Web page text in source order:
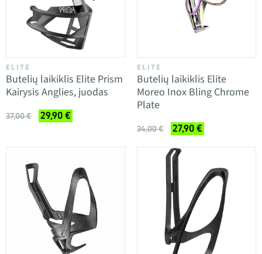
ELITE
Butelių laikiklis Elite Prism
Kairysis Anglies, juodas
37,00 € 29,90 €
ELITE
Butelių laikiklis Elite
Moreo Inox Bling Chrome
Plate
34,00 € 27,90 €